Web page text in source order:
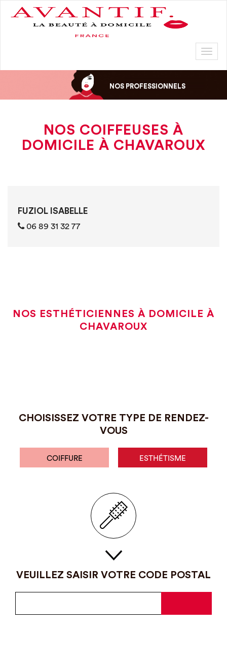
NOS PROFESSIONNELS
NOS COIFFEUSES À
DOMICILE À CHAVAROUX
FUZIOL ISABELLE
06 89 31 32 77
NOS ESTHÉTICIENNES À DOMICILE À
CHAVAROUX
CHOISISSEZ VOTRE TYPE DE RENDEZ-
VOUS
COIFFURE ESTHÉTISME
VEUILLEZ SAISIR VOTRE CODE POSTAL